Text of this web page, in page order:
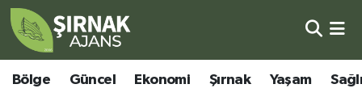
Bölge Güncel Ekonomi Şırnak Yaşam
Bölge
Şırnak Nöbetçi Eczaneler